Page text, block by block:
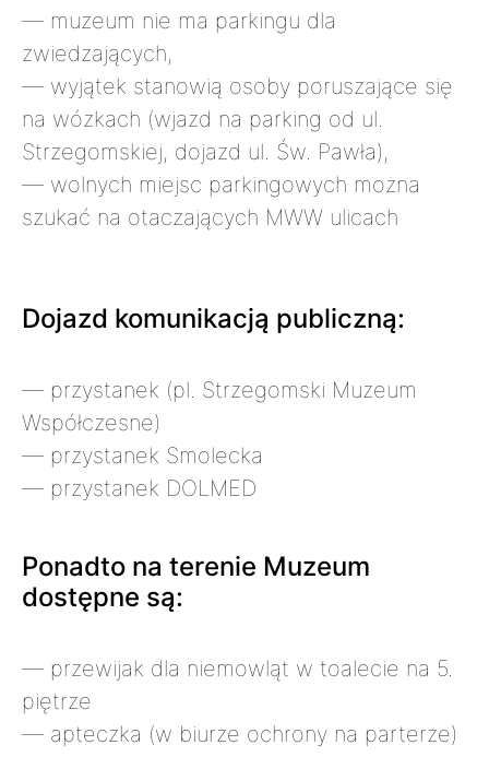
— muzeum nie ma parkingu dla
zwiedzających,
— wyjątek stanowią osoby poruszające się
na wózkach (wjazd na parking od ul.
Strzegomskiej, dojazd ul. Św. Pawła),
— wolnych miejsc parkingowych można
szukać na otaczających MWW ulicach
Dojazd komunikacją publiczną:
— przystanek (pl. Strzegomski Muzeum
Współczesne)
— przystanek Smolecka
— przystanek DOLMED
Ponadto na terenie Muzeum
dostępne są:
— przewijak dla niemowląt w toalecie na 5.
piętrze
— apteczka (w biurze ochrony na parterze)